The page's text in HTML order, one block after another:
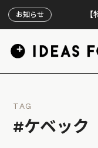
お知らせ 【特設サ
TAG
#ケベック